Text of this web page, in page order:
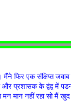
फिर एक संक्षिप्‍त
प्रशासक के द्वंद्व में
मान नहीं रहा सो मैं